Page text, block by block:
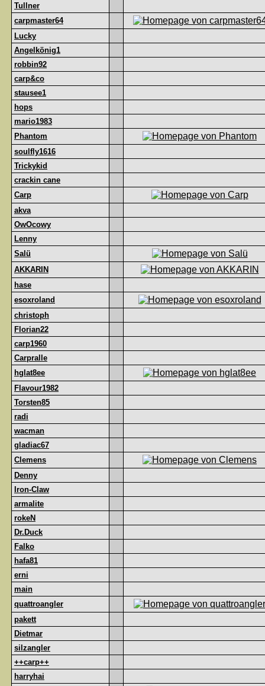
Tullner
carpmaster64
Lucky
Angelkönig1
robbin92
carp&co
stausee1
hops
mario1983
Phantom
soulfly1616
Trickykid
crackin cane
Carp
akva
OwOcowy
Lenny
Salü
AKKARIN
hase
esoxroland
christoph
Florian22
carp1960
Carpralle
hglat8ee
Flavour1982
Torsten85
radi
wacman
gladiac67
Clemens
Denny
Iron-Claw
armalite
rokeN
Dr.Duck
Falko
hafa81
erni
main
quattroangler
pakett
Dietmar
silzangler
++carp++
harryhai